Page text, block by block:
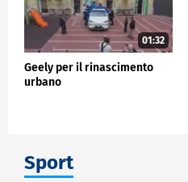
01:32
Geely per il rinascimento
urbano
Sport